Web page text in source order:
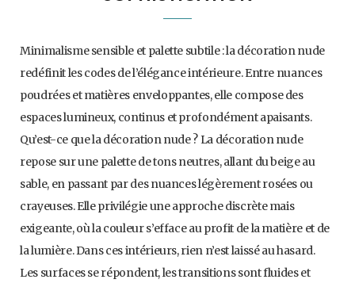
Minimalisme sensible et palette subtile : la décoration nude
redéfinit les codes de l’élégance intérieure. Entre nuances
poudrées et matières enveloppantes, elle compose des
espaces lumineux, continus et profondément apaisants.
Qu’est-ce que la décoration nude ? La décoration nude
repose sur une palette de tons neutres, allant du beige au
sable, en passant par des nuances légèrement rosées ou
crayeuses. Elle privilégie une approche discrète mais
exigeante, où la couleur s’efface au profit de la matière et de
la lumière. Dans ces intérieurs, rien n’est laissé au hasard.
Les surfaces se répondent, les transitions sont fluides et